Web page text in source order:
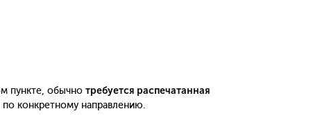
пункте, обычно требуется распечатанная
конкретному направлению.